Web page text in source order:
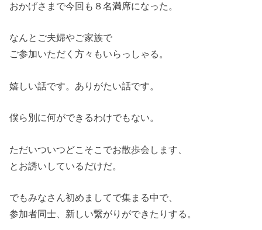
おかげさまで今回も８名満席になった。
なんとご夫婦やご家族で
ご参加いただく方々もいらっしゃる。
嬉しい話です。ありがたい話です。
僕ら別に何ができるわけでもない。
ただいついつどこそこでお散歩会します、
とお誘いしているだけだ。
でもみなさん初めましてで集まる中で、
参加者同士、新しい繋がりができたりする。